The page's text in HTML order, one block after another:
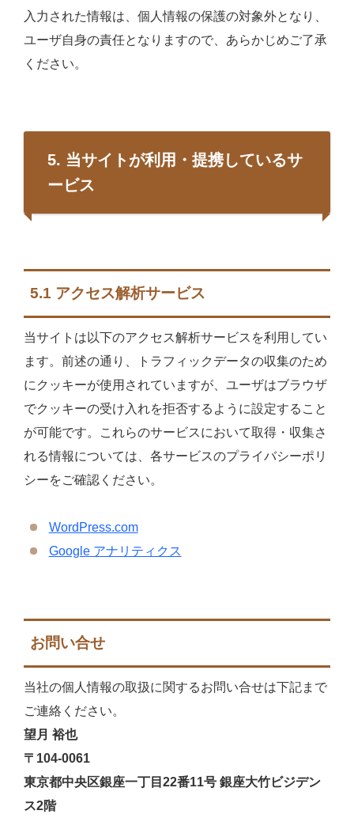
入力された情報は、個人情報の保護の対象外となり、
ユーザ自身の責任となりますので、あらかじめご了承
ください。
5. 当サイトが利用・提携しているサ
ービス
5.1 アクセス解析サービス
当サイトは以下のアクセス解析サービスを利用してい
ます。前述の通り、トラフィックデータの収集のため
にクッキーが使用されていますが、ユーザはブラウザ
でクッキーの受け入れを拒否するように設定すること
が可能です。これらのサービスにおいて取得・収集さ
れる情報については、各サービスのプライバシーポリ
シーをご確認ください。
WordPress.com
Google アナリティクス
お問い合せ
当社の個人情報の取扱に関するお問い合せは下記まで
ご連絡ください。
望月 裕也
〒104-0061
東京都中央区銀座一丁目22番11号 銀座大竹ビジデン
ス2階